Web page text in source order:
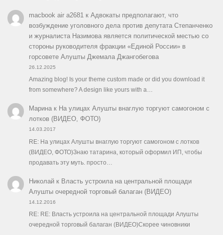
macbook air a2681к Адвокаты предполагают, что
возбуждение уголовного дела против депутата Степанченко
и журналиста Назимова является политической местью со
стороны руководителя фракции «Единой России» в
горсовете Алушты Джемала Джангобегова
26.12.2025
Amazing blog! Is your theme custom made or did you download it
from somewhere? A design like yours with a…
Маринак На улицах Алушты внаглую торгуют самогоном с
лотков (ВИДЕО, ФОТО)
14.03.2017
RE: На улицах Алушты внаглую торгуют самогоном с лотков
(ВИДЕО, ФОТО)Знаю татарина, который оформил ИП, чтобы
продавать эту муть. просто…
Николайк Власть устроила на центральной площади
Алушты очередной торговый балаган (ВИДЕО)
14.12.2016
RE: RE: Власть устроила на центральной площади Алушты
очередной торговый балаган (ВИДЕО)Скорее чиновники